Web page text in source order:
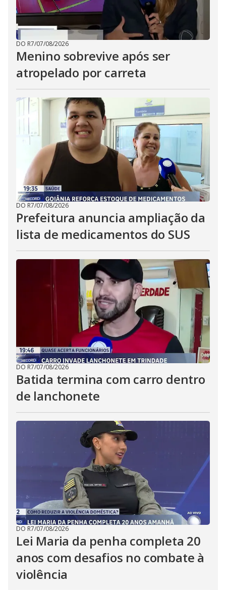
DO R7/07/08/2026
Menino sobrevive após ser
atropelado por carreta
DO R7/07/08/2026
Prefeitura anuncia ampliação da
lista de medicamentos do SUS
DO R7/07/08/2026
Batida termina com carro dentro
de lanchonete
DO R7/07/08/2026
Lei Maria da penha completa 20
anos com desafios no combate à
violência